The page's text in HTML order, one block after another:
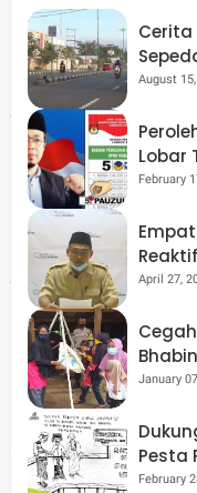
Pihaknyapun
bisa menggunakanya
dimanfaatkan
menjalankan ibadah
berikan bisa
Kedepan kegiatan
digaungkan, dengan
untuk mewarisi
masyakat yang
"Jadi selain kegiatan
sosial kesehatan
membutuhkan
Cerita
August
Lobar
February
Reaktif
April 27,
January
Pesta
February